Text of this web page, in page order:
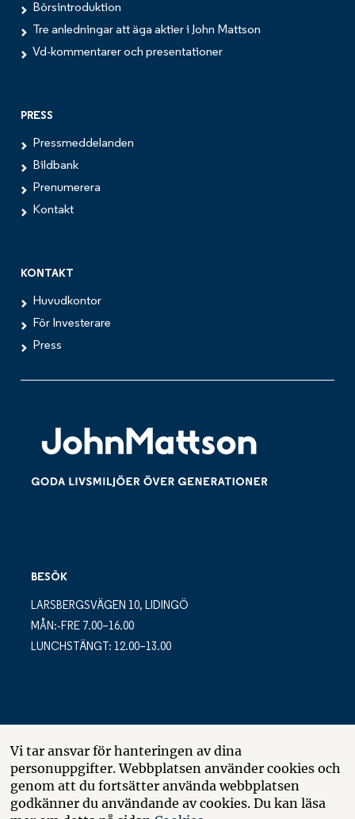
Börsintroduktion
Tre anledningar att äga aktier i John Mattson
Vd-kommentarer och presentationer
PRESS
Pressmeddelanden
Bildbank
Prenumerera
Kontakt
KONTAKT
Huvudkontor
För Investerare
Press
BESÖK
LARSBERGSVÄGEN 10, LIDINGÖ
MÅN:-FRE 7.00–16.00
LUNCHSTÄNGT: 12.00–13.00
LARSBERGSVÄGEN 10
BOX 10035
181 10 LIDINGÖ
Vi tar ansvar för hanteringen av dina
personuppgifter. Webbplatsen använder cookies och
genom att du fortsätter använda webbplatsen
godkänner du användande av cookies. Du kan läsa